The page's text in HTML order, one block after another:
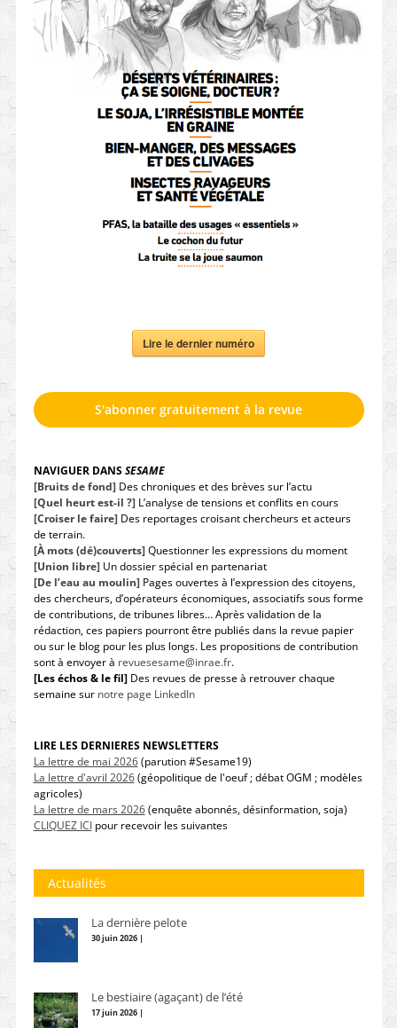
Lire le dernier numéro
S'abonner gratuitement à la revue
NAVIGUER DANSSESAME
[Bruits de fond]Des chroniques et des brèves sur l’actu
[Quel heurt est-il ?]L’analyse de tensions et conflits en cours
[Croiser le faire]Des reportages croisant chercheurs et acteurs
de terrain.
[À mots (dé)couverts]Questionner les expressions du moment
[Union libre]Un dossier spécial en partenariat
[De l’eau au moulin]Pages ouvertes à l’expression des citoyens,
des chercheurs, d’opérateurs économiques, associatifs sous forme
de contributions, de tribunes libres… Après validation de la
rédaction, ces papiers pourront être publiés dans la revue papier
ou sur le blog pour les plus longs. Les propositions de contribution
sont à envoyer à revuesesame@inrae.fr.
[Les échos & le fil]Des revues de presse à retrouver chaque
semaine sur notre page LinkedIn
LIRE LES DERNIERES NEWSLETTERS
La lettre de mai 2026(parution #Sesame19)
La lettre d'avril 2026(géopolitique de l'oeuf ; débat OGM ; modèles
agricoles)
La lettre de mars 2026(enquête abonnés, désinformation, soja)
CLIQUEZ ICIpour recevoir les suivantes
Actualités
La dernière pelote
30 juin 2026 |
Le bestiaire (agaçant) de l’été
17 juin 2026 |